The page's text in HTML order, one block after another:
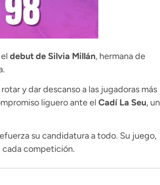
debut de Silvia Millán, hermana de
y dar descanso a las jugadoras más
liguero ante el Cadí La Seu, un
su candidatura a todo. Su juego,
cada competición.